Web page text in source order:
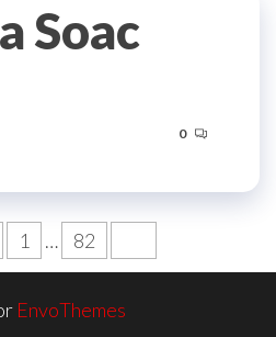
Soac
0
1 … 82
EnvoThemes